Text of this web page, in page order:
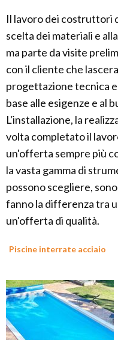
Il lavoro dei costruttori
scelta dei materiali e
ma parte da visite
con il cliente che
progettazione tecnica
base alle esigenze e al
L'installazione, la
volta completato il
un'offerta sempre più
la vasta gamma di
possono scegliere,
fanno la differenza tra
un'offerta di qualità.
Piscine interrate acciaio